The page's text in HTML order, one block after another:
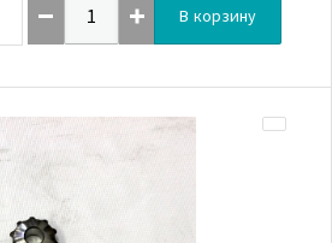
В корзину